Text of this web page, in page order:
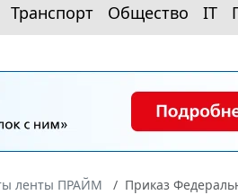
Транспорт Общество IT
ленты ПРАЙМ
Приказ